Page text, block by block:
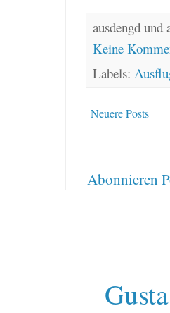
ausdengd
Keine
Labels:
Neuere Posts
Abonnieren